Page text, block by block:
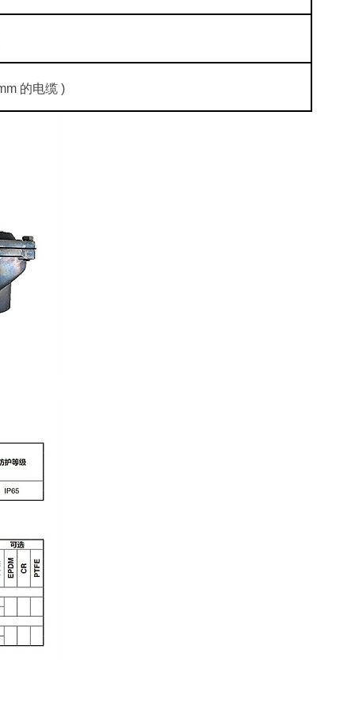
的电缆 )